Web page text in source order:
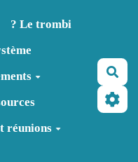
? Le trombi
réunions